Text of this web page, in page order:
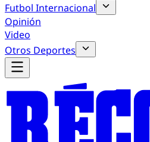
Futbol Internacional
Opinión
Video
Otros Deportes